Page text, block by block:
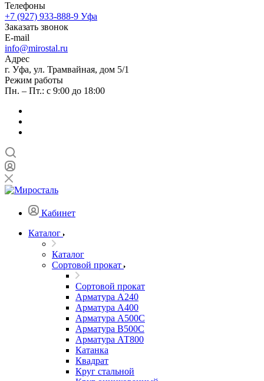
Телефоны
+7 (927) 933-888-9 Уфа
Заказать звонок
E-mail
info@mirostal.ru
Адрес
г. Уфа, ул. Трамвайная, дом 5/1
Режим работы
Пн. – Пт.: с 9:00 до 18:00
Кабинет
Каталог
Каталог
Сортовой прокат
Сортовой прокат
Арматура А240
Арматура А400
Арматура А500C
Арматура В500С
Арматура АТ800
Катанка
Квадрат
Круг стальной